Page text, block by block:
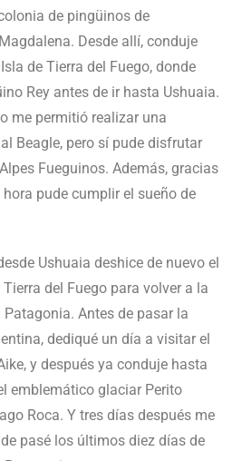
de pingüinos de
Desde allí, conduje
de Tierra del Fuego, donde
Rey antes de ir hasta Ushuaia.
me permitió realizar una
Beagle, pero sí pude disfrutar
Fueguinos. Además, gracias
pude cumplir el sueño de
Ushuaia deshice de nuevo el
del Fuego para volver a la
Antes de pasar la
dediqué un día a visitar el
y después ya conduje hasta
emblemático glaciar Perito
Roca. Y tres días después me
pasé los últimos diez días de